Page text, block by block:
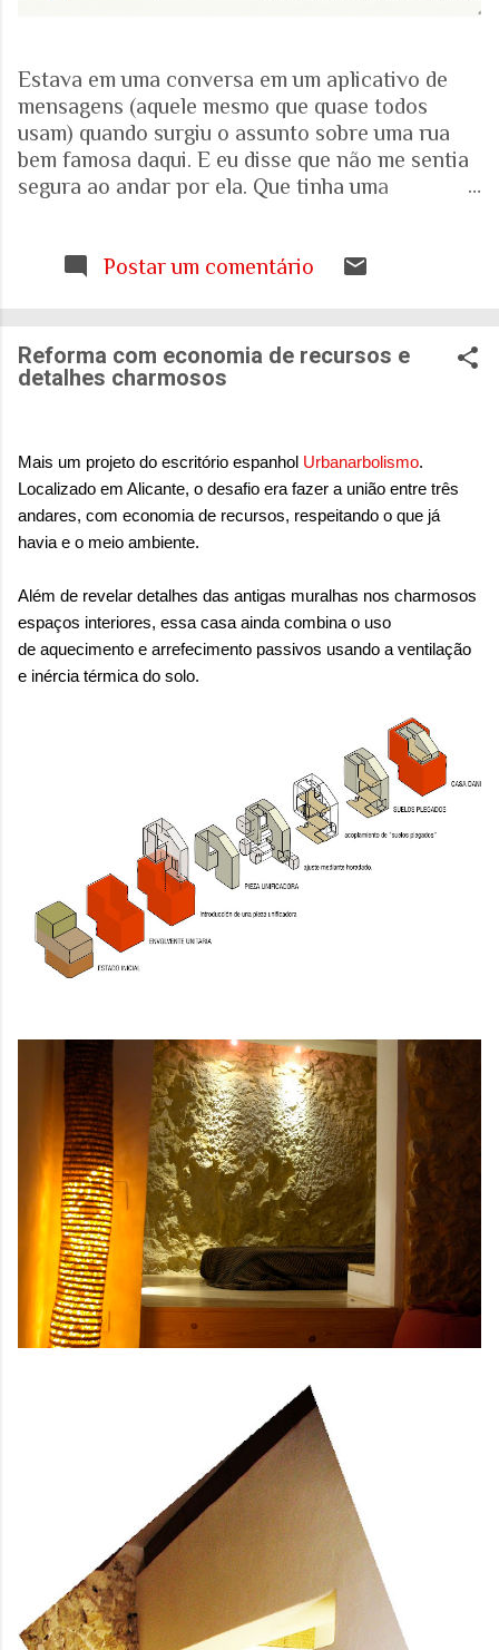
Estava em uma conversa em um aplicativo de
mensagens (aquele mesmo que quase todos
usam) quando surgiu o assunto sobre uma rua
bem famosa daqui. E eu disse que não me sentia
segura ao andar por ela. Que tinha uma
visão (e experiência) das mulheres sobre o que é
acadêmicos e governamentais recentes para
entender mais sobre a realidade. É mesmo
Locomotiva, divulgada em setembro de 2024,
mostrou um dado alarmante: que 97% das
brasileiras sentem medo de sofrer violência
quando se deslocam pela cidade. A mesma
sofreram algum tipo de violência durante seus
deslocamentos urbanos. Entre mulheres negras
e LBT, os índices sobem ainda mais. Isso não é
sensação isolada. Se per...
Postar um comentário
Reforma com economia de recursos e
detalhes charmosos
Mais um projeto do escritório espanhol Urbanarbolismo.
Localizado em Alicante, o desafio era fazer a união entre três
andares, com economia de recursos, respeitando o que já
havia e o meio ambiente.
Além de revelar detalhes das antigas muralhas nos charmosos
espaços interiores, essa casa ainda combina o uso
de aquecimento e arrefecimento passivos usando a ventilação
e inércia térmica do solo.